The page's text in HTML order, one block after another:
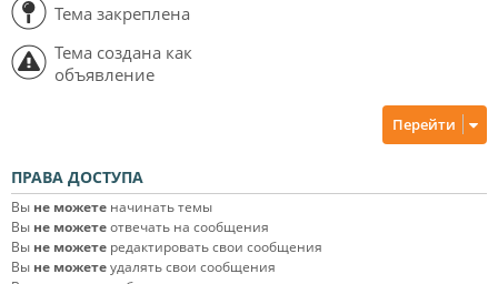
Тема закреплена
Тема создана как
объявление
Перейти
ПРАВА ДОСТУПА
Вы не можете начинать темы
Вы не можетеотвечать на сообщения
Вы не можете редактировать свои сообщения
Вы не можетеудалять свои сообщения